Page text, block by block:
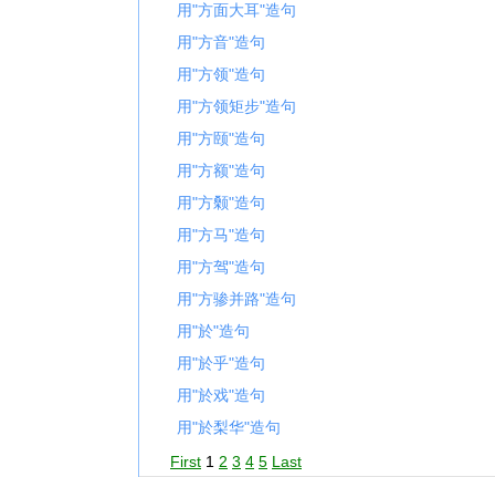
用"方面大耳"造句
用"方音"造句
用"方领"造句
用"方领矩步"造句
用"方颐"造句
用"方额"造句
用"方颡"造句
用"方马"造句
用"方驾"造句
用"方骖并路"造句
用"於"造句
用"於乎"造句
用"於戏"造句
用"於梨华"造句
First 1 2 3 4 5 Last